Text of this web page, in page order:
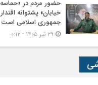
حضور مردم در «حماسه
خیابان» پشتوانه اقتدار
جمهوری اسلامی است